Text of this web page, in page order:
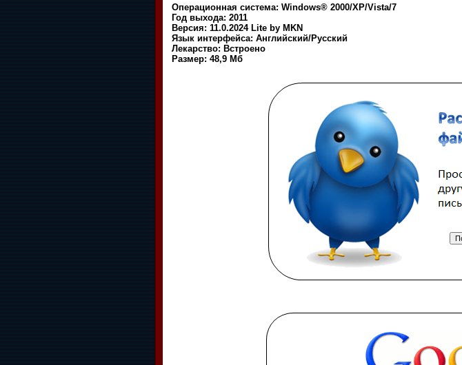
Операционная система: Windows® 2000/XP/Vista/7
Год выхода: 2011
Версия: 11.0.2024 Lite by MKN
Язык интерфейса: Английский/Русский
Лекарство: Встроено
Размер: 48,9 Мб